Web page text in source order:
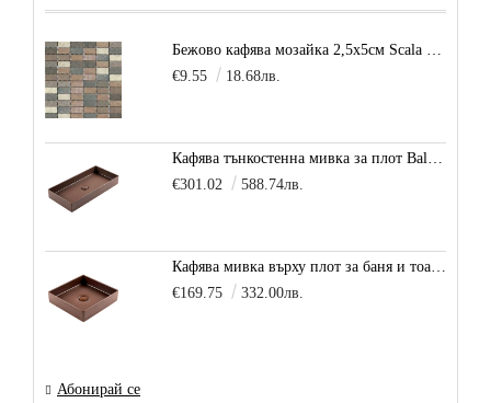
Бежово кафява мозайка 2,5х5см Scala Beige
€9.55
18.68лв.
Кафява тънкостенна мивка за плот Balance, цвят - карамел
€301.02
588.74лв.
Кафява мивка върху плот за баня и тоалетна Decente, цвят - карамел
€169.75
332.00лв.
Абонирай се